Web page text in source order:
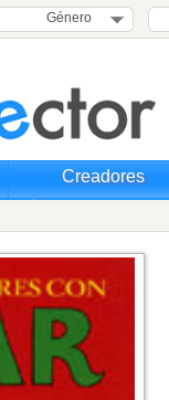
Género
Creadores